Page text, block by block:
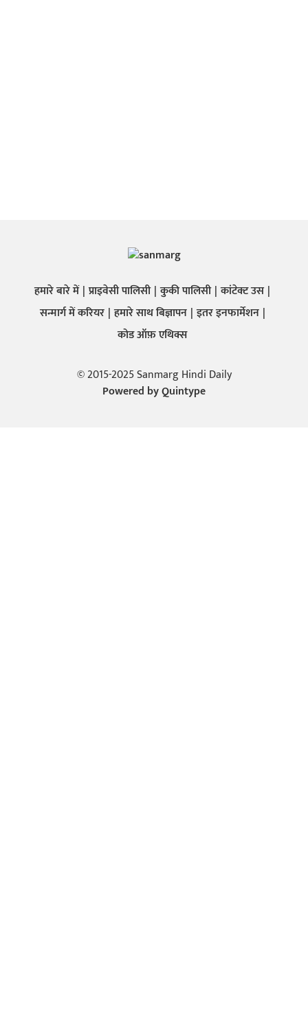
हमारे बारे में प्राइवेसी पालिसी कुकी पालिसी कांटेक्ट उस
सन्मार्ग में करियर हमारे साथ बिज्ञापन इतर इनफार्मेशन
कोड ऑफ़ एथिक्स
© 2015-2025 Sanmarg Hindi Daily
Powered byQuintype